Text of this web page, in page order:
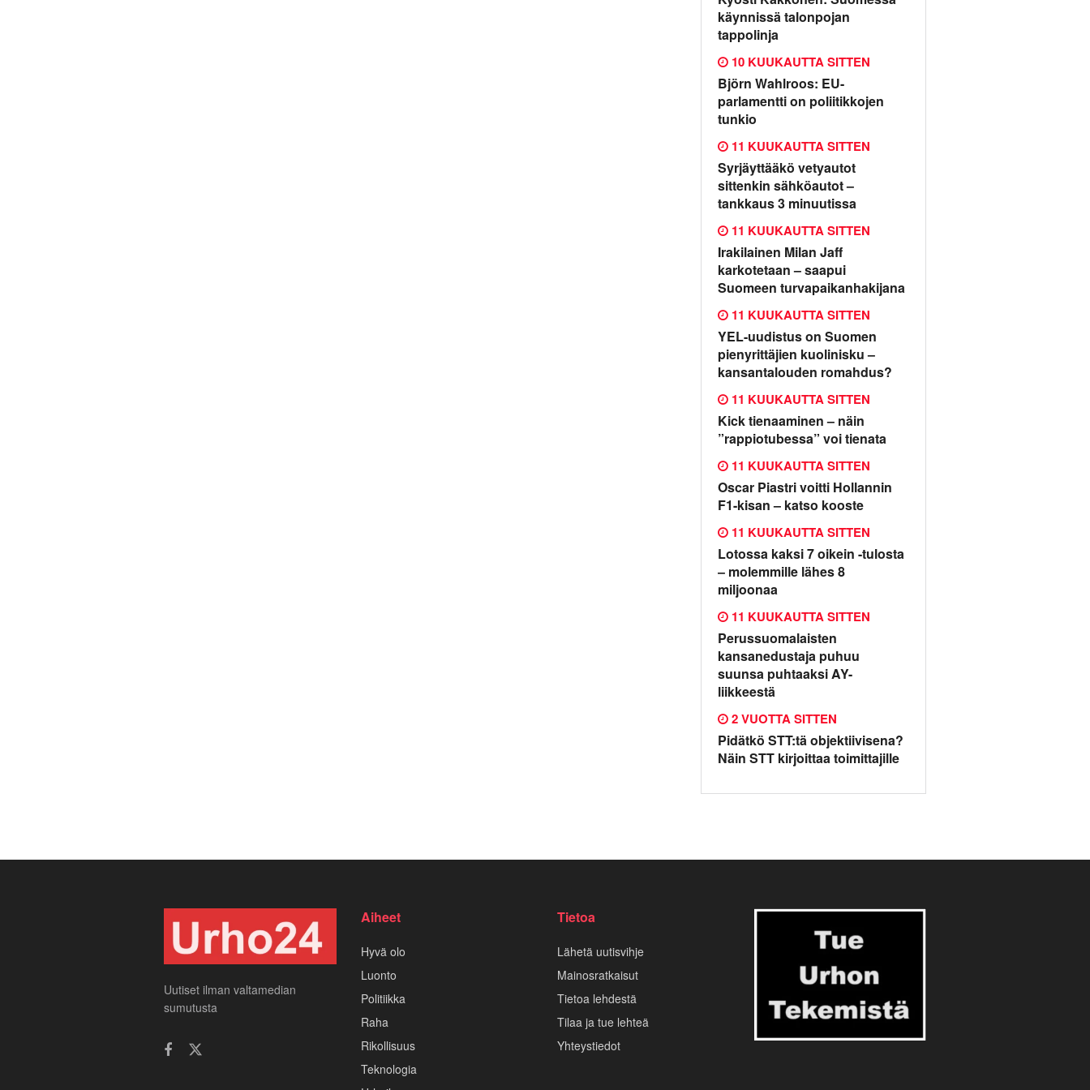
käynnissä talonpojan
tappolinja
Björn Wahlroos: EU-
parlamentti on poliitikkojen
tunkio
10 KUUKAUTTA SITTEN
Syrjäyttääkö vetyautot
sittenkin sähköautot –
tankkaus 3 minuutissa
11 KUUKAUTTA SITTEN
Irakilainen Milan Jaff
karkotetaan – saapui
Suomeen turvapaikanhakijana
11 KUUKAUTTA SITTEN
YEL-uudistus on Suomen
pienyrittäjien kuolinisku –
kansantalouden romahdus?
11 KUUKAUTTA SITTEN
Kick tienaaminen – näin
”rappiotubessa” voi tienata
11 KUUKAUTTA SITTEN
Oscar Piastri voitti Hollannin
F1-kisan – katso kooste
11 KUUKAUTTA SITTEN
Lotossa kaksi 7 oikein -tulosta
– molemmille lähes 8
miljoonaa
11 KUUKAUTTA SITTEN
Perussuomalaisten
kansanedustaja puhuu
suunsa puhtaaksi AY-
liikkeestä
11 KUUKAUTTA SITTEN
Pidätkö STT:tä objektiivisena?
Näin STT kirjoittaa toimittajille
2 VUOTTA SITTEN
Uutiset ilman valtamedian
sumutusta
Aiheet
Hyvä olo
Luonto
Politiikka
Raha
Rikollisuus
Teknologia
Tietoa
Lähetä uutisvihje
Mainosratkaisut
Tietoa lehdestä
Tilaa ja tue lehteä
Yhteystiedot